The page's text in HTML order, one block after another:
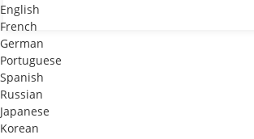
English
French
German
Portuguese
Spanish
Russian
Japanese
Korean